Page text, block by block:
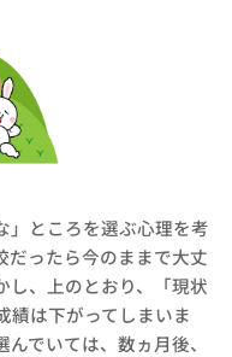
」ところを選ぶ心理を考
だったら今のままで大丈
し、上のとおり、「現状
績は下がってしまいま
でいては、数ヵ月後、